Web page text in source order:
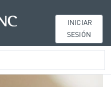
INICIAR
SESIÓN